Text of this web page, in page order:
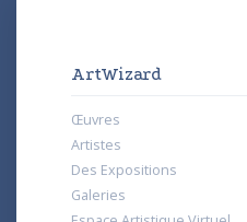
ArtWizard
Œuvres
Artistes
Des Expositions
Galeries